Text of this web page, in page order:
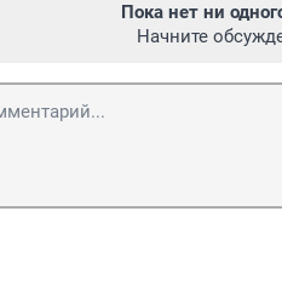
Пока нет ни
Начните